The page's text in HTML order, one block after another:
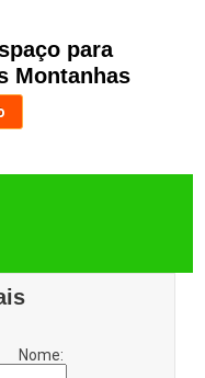
para
Montanhas
Nome: